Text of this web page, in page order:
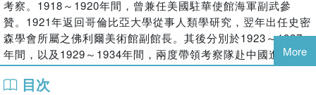
▎起源：從宇宙誕生到人類出現
本書從宇宙與地球的形成談起，逐步闡述生命在地球上演化的過
程，最終迎來早期人類的出現。書中透過古猿與現代人類的頭骨比
較，呈現直立人、尼安德塔人與克羅馬儂人之間的差異與演化關
影響。透過考古重建與圖像對照，幫助讀者更直覺地理解人類在數
考察。1918～1920年間，曾兼任美國駐華使館海軍副武參
贊。1921年返回哥倫比亞大學從事人類學研究，翌年出任史密
森學會所屬之佛利爾美術館副館長。其後分別於1923～1927
年間，以及1929～1934年間，兩度帶領考察隊赴中國進行考
古研究。畢安祺撰寫過諸多關於中國的考古學論文，代表作為
《東方文化起源簡介》（The Origin of Far Eastern
More
目次